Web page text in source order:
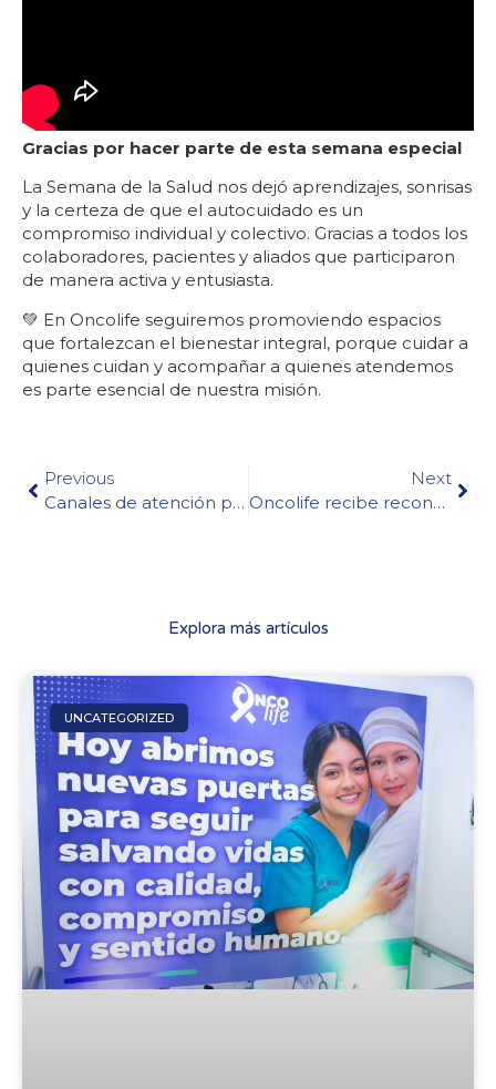
Gracias por hacer parte de esta semana especial
La Semana de la Salud nos dejó aprendizajes, sonrisas
y la certeza de que el autocuidado es un
compromiso individual y colectivo. Gracias a todos los
colaboradores, pacientes y aliados que participaron
de manera activa y entusiasta.
💚 En Oncolife seguiremos promoviendo espacios
que fortalezcan el bienestar integral, porque cuidar a
quienes cuidan y acompañar a quienes atendemos
es parte esencial de nuestra misión.
Previous
Canales de atención para agendar tus citas médicas en Oncolife
Next
Oncolife recibe reconocimiento por su compromiso con la donación de sangre durante la Semana de la Salud
Explora más artículos
UNCATEGORIZED